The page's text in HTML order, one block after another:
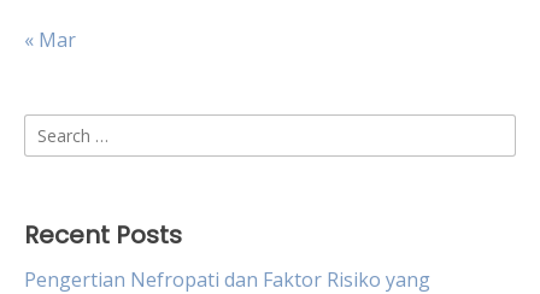
« Mar
Search
for:
Recent Posts
Pengertian Nefropati dan Faktor Risiko yang